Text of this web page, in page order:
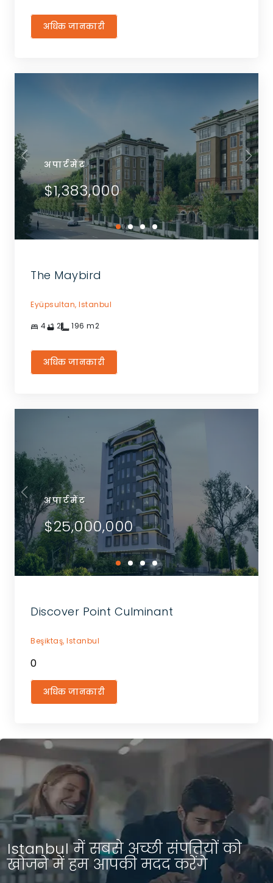
अधिक जानकारी
अपार्टमेंट
$1,383,000
The Maybird
Eyüpsultan, Istanbul
4 2 196 m2
अधिक जानकारी
अपार्टमेंट
$25,000,000
Discover Point Culminant
Beşiktaş, Istanbul
0
अधिक जानकारी
Istanbul में सबसे अच्छी संपत्तियों को
खोजने में हम आपकी मदद करेंगे